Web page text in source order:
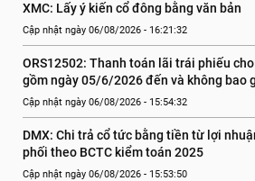
XMC: Lấy ý kiến cổ đông bằng văn bản
Cập nhật ngày 06/08/2026 - 16:21:32
ORS12502: Thanh toán lãi trái phiếu
gồm ngày 05/6/2026 đến và không bao
Cập nhật ngày 06/08/2026 - 15:54:32
DMX: Chi trả cổ tức bằng tiền từ lợi
phối theo BCTC kiểm toán 2025
Cập nhật ngày 06/08/2026 - 15:53:50